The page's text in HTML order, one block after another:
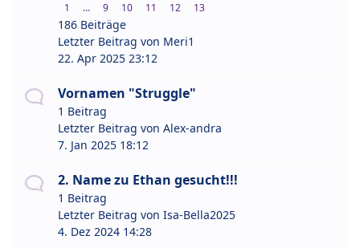
1 … 9 10 11 12 13
186 Beiträge
Letzter Beitrag von Meri1
22. Apr 2025 23:12
Vornamen "Struggle"
1 Beitrag
Letzter Beitrag von Alex-andra
7. Jan 2025 18:12
2. Name zu Ethan gesucht!!!
1 Beitrag
Letzter Beitrag von Isa-Bella2025
4. Dez 2024 14:28